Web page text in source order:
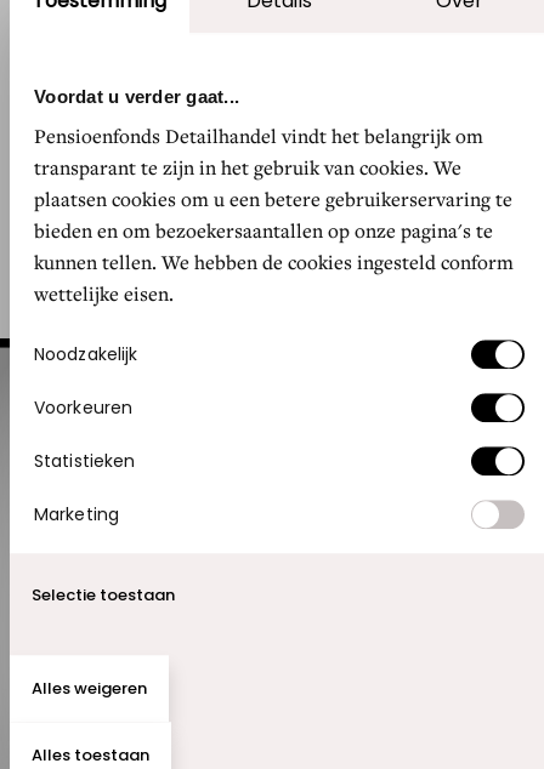
Voordat u verder gaat...
Pensioenfonds Detailhandel vindt het belangrijk om
transparant te zijn in het gebruik van cookies. We
plaatsen cookies om u een betere gebruikerservaring te
bieden en om bezoekersaantallen op onze pagina's te
kunnen tellen. We hebben de cookies ingesteld conform
wettelijke eisen.
Toestemmingsselectie
Noodzakelijk
Voorkeuren
Statistieken
Marketing
Alles toestaan
Selectie toestaan
Alles weigeren
FEATURES
WERKPLEK DE WERELD